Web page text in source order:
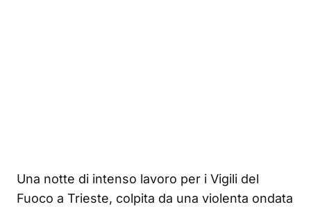
Una notte di intenso lavoro per i Vigili del
Fuoco a Trieste, colpita da una violenta ondata